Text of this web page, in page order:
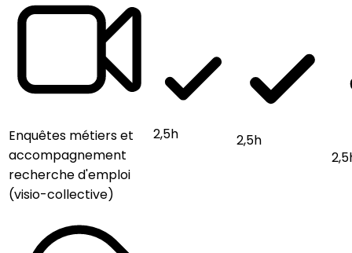
Enquêtes métiers et
accompagnement
recherche d'emploi
(visio-collective)
2,5h
2,5h